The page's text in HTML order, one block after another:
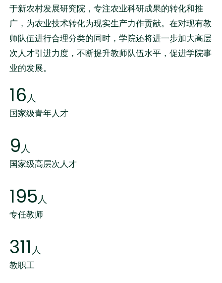
于新农村发展研究院，专注农业科研成果的转化和推
广，为农业技术转化为现实生产力作贡献。在对现有教
师队伍进行合理分类的同时，学院还将进一步加大高层
次人才引进力度，不断提升教师队伍水平，促进学院事
业的发展。
16人
国家级青年人才
9人
国家级高层次人才
195人
专任教师
311人
教职工